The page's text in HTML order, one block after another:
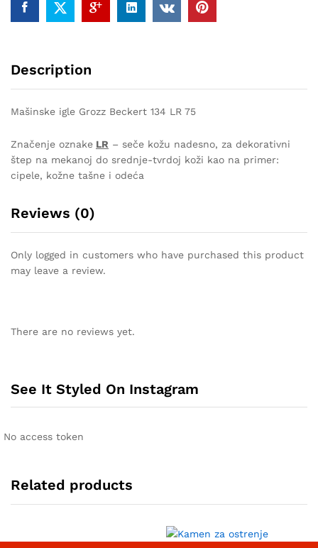
Description
Mašinske igle Grozz Beckert 134 LR 75
Značenje oznake LR – seče kožu nadesno, za dekorativni
štep na mekanoj do srednje-tvrdoj koži kao na primer:
cipele, kožne tašne i odeća
Reviews (0)
Only logged in customers who have purchased this product
may leave a review.
There are no reviews yet.
See It Styled On Instagram
No access token
Related products